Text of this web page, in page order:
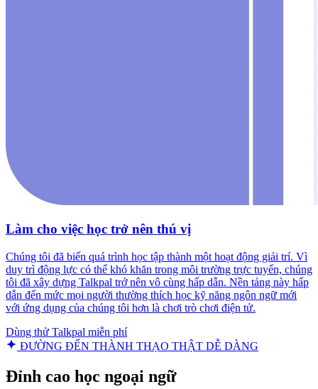
Làm cho việc học trở nên thú vị
Chúng tôi đã biến quá trình học tập thành một hoạt động giải trí. Vì
duy trì động lực có thể khó khăn trong môi trường trực tuyến, chúng
tôi đã xây dựng Talkpal trở nên vô cùng hấp dẫn. Nền tảng này hấp
dẫn đến mức mọi người thường thích học kỹ năng ngôn ngữ mới
với ứng dụng của chúng tôi hơn là chơi trò chơi điện tử.
Dùng thử Talkpal miễn phí
ĐƯỜNG ĐẾN THÀNH THẠO THẬT DỄ DÀNG
Đỉnh cao học ngoại ngữ